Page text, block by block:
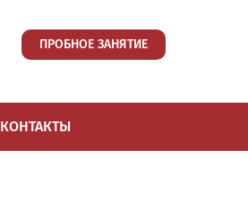
ПРОБНОЕ ЗАНЯТИЕ
КОНТАКТЫ